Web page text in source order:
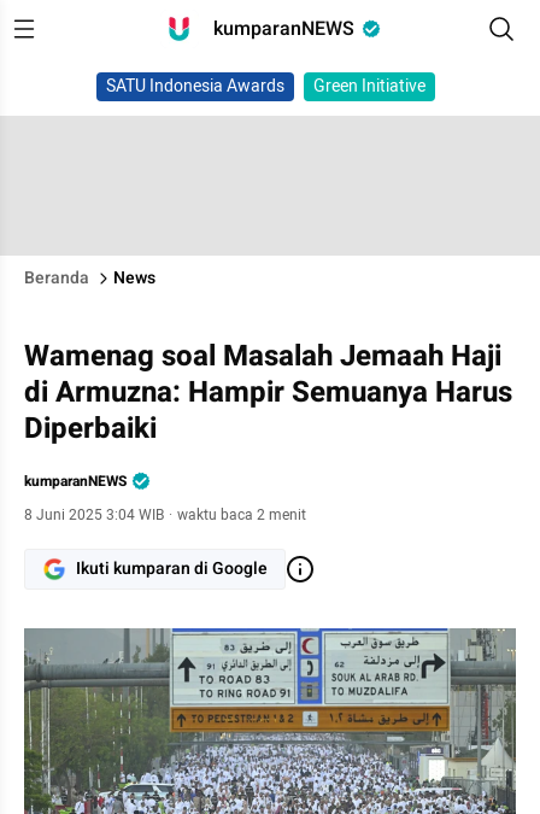
kumparanNEWS
SATU Indonesia Awards Green Initiative
Beranda News
Wamenag soal Masalah Jemaah Haji
di Armuzna: Hampir Semuanya Harus
Diperbaiki
kumparanNEWS
8 Juni 2025 3:04 WIB · waktu baca 2 menit
Ikuti kumparan di Google